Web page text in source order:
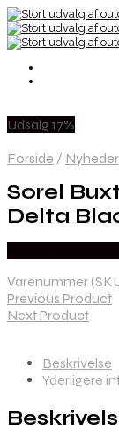
Udsalg 17%
Forside / Nyheder
Sorel
Delta
Varenummer
Previous Product
Next Product
Beskrivelse
Yderligere